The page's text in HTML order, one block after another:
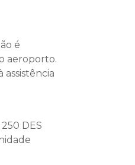
é
aeroporto.
DES